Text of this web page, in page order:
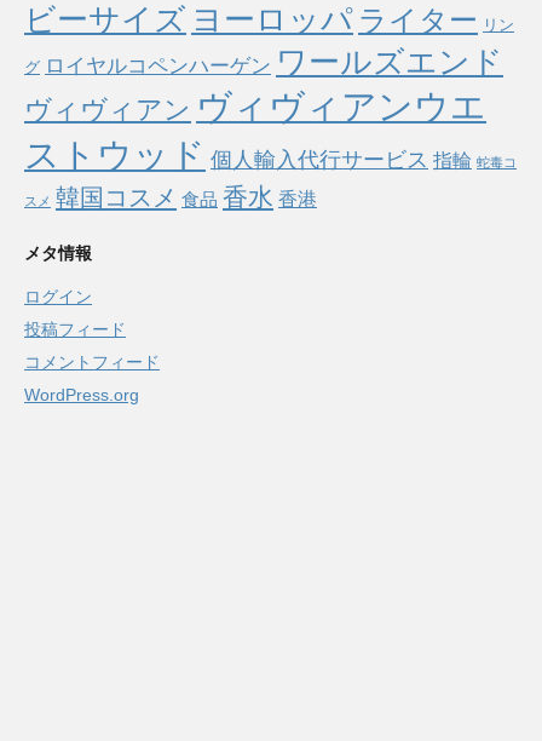
ビーサイズ ヨーロッパ ライター リン
グ ロイヤルコペンハーゲン ワールズエンド
ヴィヴィアン ヴィヴィアンウエ
ストウッド 個人輸入代行サービス 指輪 蛇毒コ
スメ 韓国コスメ 食品 香水 香港
メタ情報
ログイン
投稿フィード
コメントフィード
WordPress.org